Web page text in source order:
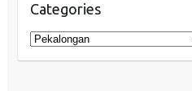
Categories
Categories